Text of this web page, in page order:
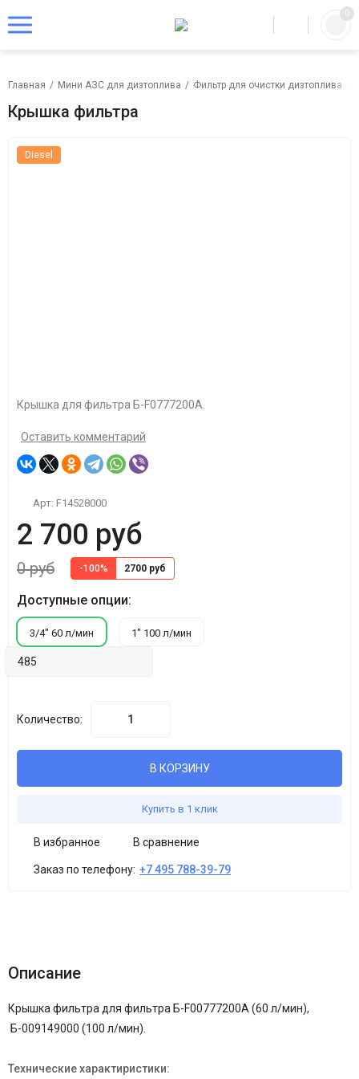
0
Главная / Мини АЗС для дизтоплива / Фильтр для очистки дизтоплива
Крышка фильтра
Diesel
Крышка для фильтра Б-F0777200A.
Оставить комментарий
Арт: F14528000
2 700 руб
0 руб -100% 2700 руб
Доступные опции:
3/4" 60 л/мин 1" 100 л/мин
Количество:
В КОРЗИНУ
Купить в 1 клик
В избранное В сравнение
Заказ по телефону: +7 495 788-39-79
Описание
Крышка фильтра для фильтра Б-F00777200A (60 л/мин),
Б-009149000 (100 л/мин).
Технические характиристики: